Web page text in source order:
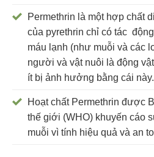
Permethrin là một hợp chất
của pyrethrin chỉ có tác
máu lạnh (như muỗi và các
người và vật nuôi là động
ít bị ảnh hưởng bằng cái này.
Hoạt chất Permethrin được
thế giới (WHO) khuyến cáo
muỗi vì tính hiệu quả và an